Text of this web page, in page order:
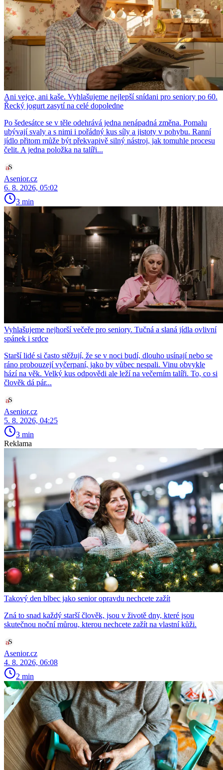
Ani vejce, ani kaše. Vyhlašujeme nejlepší snídani pro seniory po 60.
Řecký jogurt zasytí na celé dopoledne
Po šedesátce se v těle odehrává jedna nenápadná změna. Pomalu
ubývají svaly a s nimi i pořádný kus síly a jistoty v pohybu. Ranní
jídlo přitom může být překvapivě silný nástroj, jak tomuhle procesu
čelit. A jedna položka na talíři...
Asenior.cz
6. 8. 2026, 05:02
3 min
Vyhlašujeme nejhorší večeře pro seniory. Tučná a slaná jídla ovlivní
spánek i srdce
Starší lidé si často stěžují, že se v noci budí, dlouho usínají nebo se
ráno probouzejí vyčerpaní, jako by vůbec nespali. Vinu obvykle
hází na věk. Velký kus odpovědi ale leží na večerním talíři. To, co si
člověk dá pár...
Asenior.cz
5. 8. 2026, 04:25
3 min
Reklama
Takový den blbec jako senior opravdu nechcete zažít
Zná to snad každý starší člověk, jsou v životě dny, které jsou
skutečnou noční můrou, kterou nechcete zažít na vlastní kůži.
Asenior.cz
4. 8. 2026, 06:08
2 min